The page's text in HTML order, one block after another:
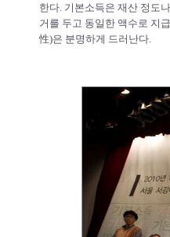
한다. 기본소득은 재산 정도
거를 두고 동일한 액수로 지
性)은 분명하게 드러난다.